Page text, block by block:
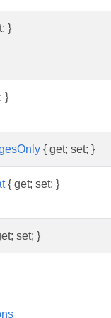
}
}
{ get; set; }
{ get; set; }
set; }